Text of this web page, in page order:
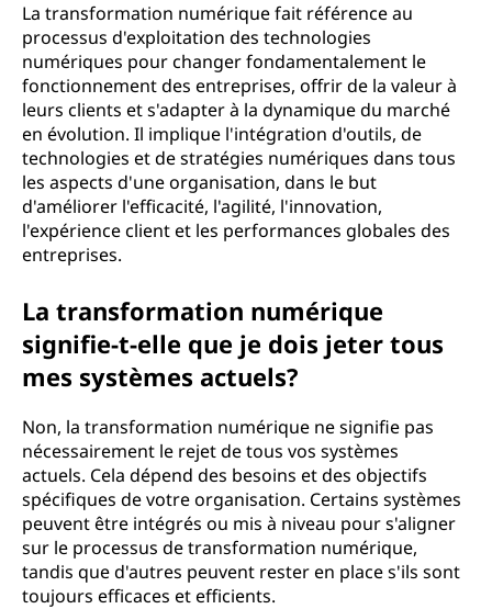
La transformation numérique fait référence au
processus d'exploitation des technologies
numériques pour changer fondamentalement le
fonctionnement des entreprises, offrir de la valeur à
leurs clients et s'adapter à la dynamique du marché
en évolution. Il implique l'intégration d'outils, de
technologies et de stratégies numériques dans tous
les aspects d'une organisation, dans le but
d'améliorer l'efficacité, l'agilité, l'innovation,
l'expérience client et les performances globales des
entreprises.
La transformation numérique
signifie-t-elle que je dois jeter tous
mes systèmes actuels?
Non, la transformation numérique ne signifie pas
nécessairement le rejet de tous vos systèmes
actuels. Cela dépend des besoins et des objectifs
spécifiques de votre organisation. Certains systèmes
peuvent être intégrés ou mis à niveau pour s'aligner
sur le processus de transformation numérique,
tandis que d'autres peuvent rester en place s'ils sont
toujours efficaces et efficients.